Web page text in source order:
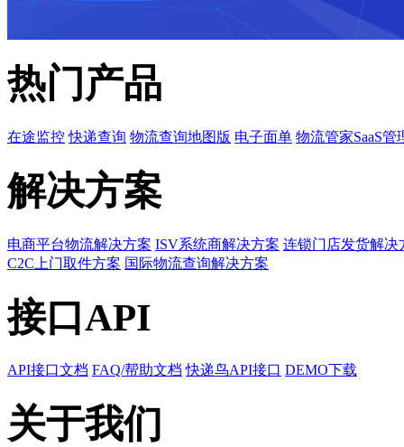
热门产品
在途监控 快递查询 物流查询地图版 电子面单 物流管家SaaS管
解决方案
电商平台物流解决方案 ISV系统商解决方案 连锁门店发货解决
C2C上门取件方案 国际物流查询解决方案
接口API
API接口文档 FAQ/帮助文档 快递鸟API接口 DEMO下载
关于我们